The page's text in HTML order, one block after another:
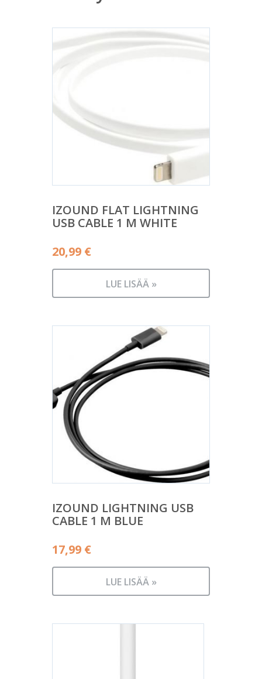
IZOUND FLAT LIGHTNING
USB CABLE 1 M WHITE
20,99 €
LUE LISÄÄ »
IZOUND LIGHTNING USB
CABLE 1 M BLUE
17,99 €
LUE LISÄÄ »